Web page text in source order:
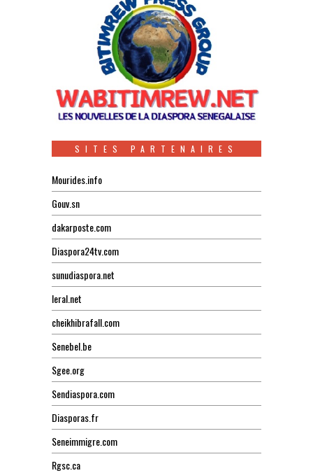
SITES PARTENAIRES
Mourides.info
Gouv.sn
dakarposte.com
Diaspora24tv.com
sunudiaspora.net
leral.net
cheikhibrafall.com
Senebel.be
Sgee.org
Sendiaspora.com
Diasporas.fr
Seneimmigre.com
Rgsc.ca